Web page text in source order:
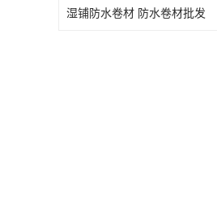
湿铺防水卷材 防水卷材批发